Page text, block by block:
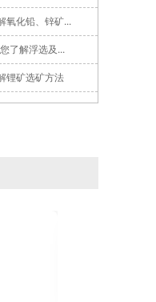
氧化铅、锌矿...
了解浮选及...
锂矿选矿方法